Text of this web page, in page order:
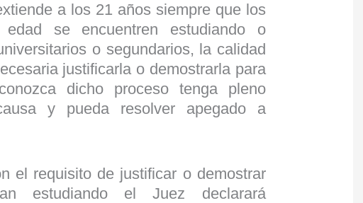
a los 21 años siempre que los
se encuentren estudiando o
o segundarios, la calidad
justificarla o demostrarla para
dicho proceso tenga pleno
y pueda resolver apegado a
el requisito de justificar o demostrar
estudiando el Juez declarará